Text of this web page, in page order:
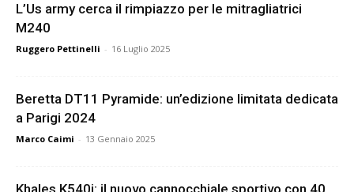
L’Us army cerca il rimpiazzo per le mitragliatrici
M240
Ruggero Pettinelli - 16 Luglio 2025
Beretta DT11 Pyramide: un’edizione limitata dedicata
a Parigi 2024
Marco Caimi - 13 Gennaio 2025
Khales K540i: il nuovo cannocchiale sportivo con 40